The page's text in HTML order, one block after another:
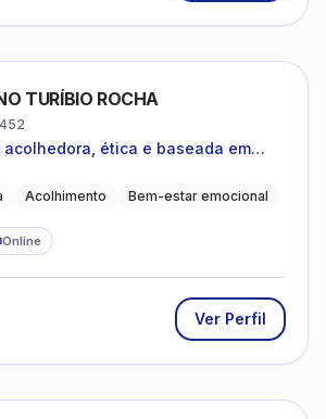
TURÍBIO ROCHA
acolhedora, ética e baseada em
Acolhimento Bem-estar emocional
Online
Ver Perfil